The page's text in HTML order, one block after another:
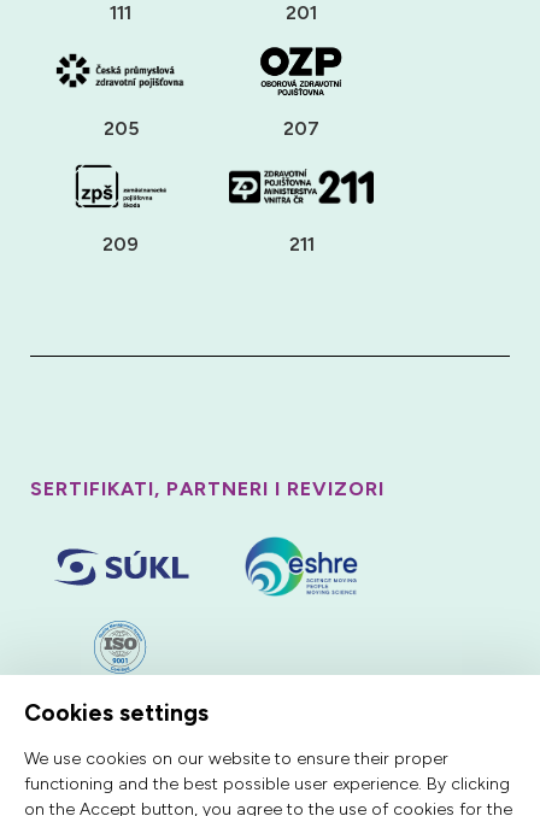
Cookies settings
We use cookies on our website to ensure their proper
functioning and the best possible user experience. By clicking
on the Accept button, you agree to the use of cookies for the
111 201
205 207
209 211
SERTIFIKATI, PARTNERI I REVIZORI